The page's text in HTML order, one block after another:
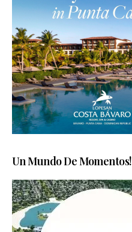
Un Mundo De Momentos!